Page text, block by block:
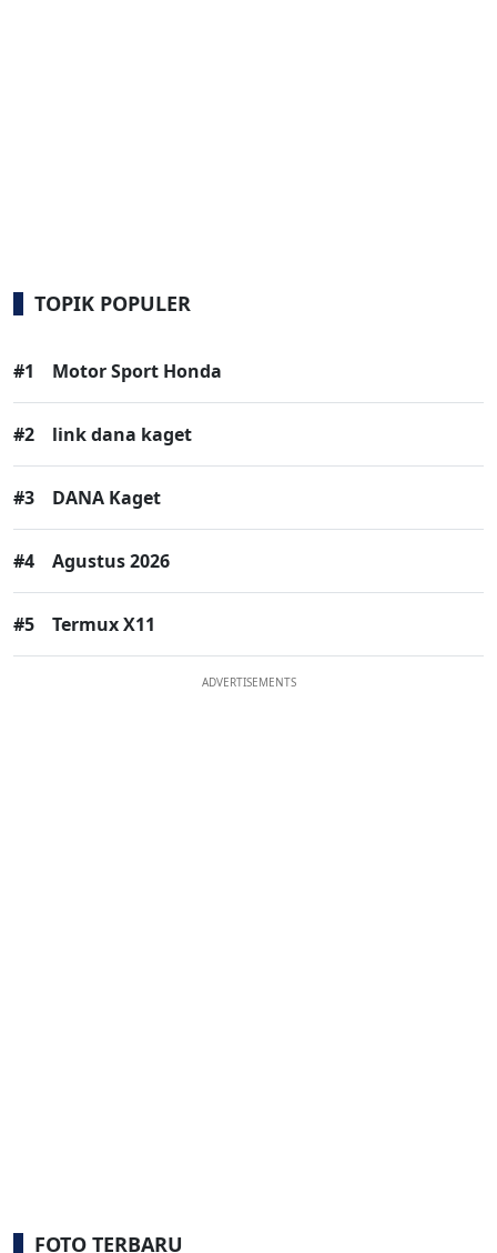
TOPIK POPULER
#1 Motor Sport Honda
#2 link dana kaget
#3 DANA Kaget
#4 Agustus 2026
#5 Termux X11
ADVERTISEMENTS
FOTO TERBARU